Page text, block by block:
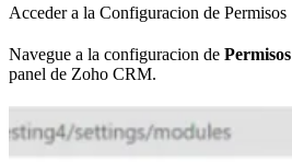
Acceder a la Configuracion de Permisos
Navegue a la configuracion de Permisos
panel de Zoho CRM.